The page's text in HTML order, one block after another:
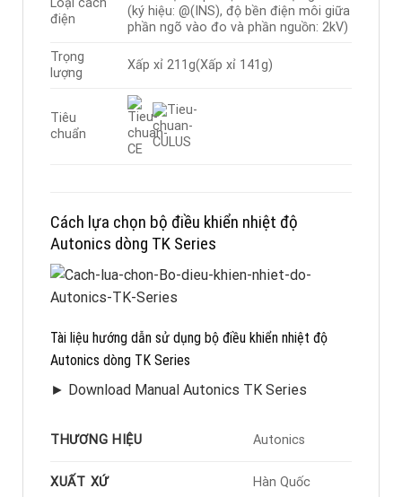
Loại cách
điện
(ký hiệu: @(INS), độ bền điện môi giữa
phần ngõ vào đo và phần nguồn: 2kV)
Trọng
lượng
Xấp xỉ 211g(Xấp xỉ 141g)
Tiêu
chuẩn
Cách lựa chọn bộ điều khiển nhiệt độ
Autonics dòng TK Series
Tài liệu hướng dẫn sử dụng bộ điều khiển nhiệt độ
Autonics dòng TK Series
► Download Manual Autonics TK Series
THƯƠNG HIỆU Autonics
XUẤT XỨ Hàn Quốc